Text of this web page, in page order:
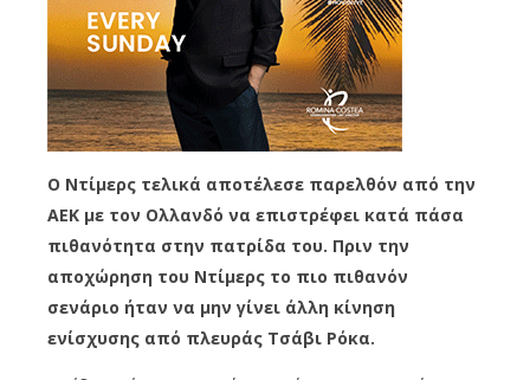
Ο Ντίμερς τελικά αποτέλεσε παρελθόν από την
ΑΕΚ με τον Ολλανδό να επιστρέφει κατά πάσα
πιθανότητα στην πατρίδα του. Πριν την
αποχώρηση του Ντίμερς το πιο πιθανόν
σενάριο ήταν να μην γίνει άλλη κίνηση
ενίσχυσης από πλευράς Τσάβι Ρόκα.